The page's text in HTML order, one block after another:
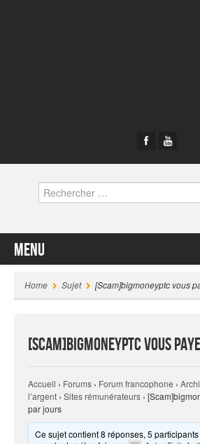
Rechercher
Menu
Home
Sujet [Scam]bigmoneyptc vous
[Scam]bigmoneyptc vous
Accueil › Forums › Forum francophone ›
l’argent › Sites rémunérateurs ›
par jours
Ce sujet contient 8 réponses, 5